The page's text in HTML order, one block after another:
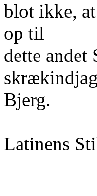
blot ikke,
op til
dette andet
Bjerg.
Latinens